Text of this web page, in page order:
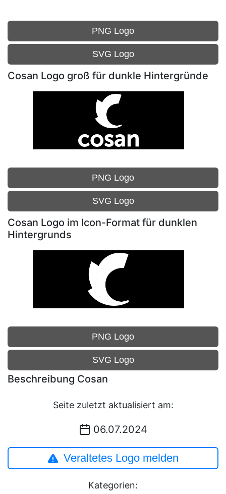
PNG Logo
SVG Logo
Cosan Logo groß für dunkle Hintergründe
PNG Logo
SVG Logo
Cosan Logo im Icon-Format für dunklen
Hintergrunds
PNG Logo
SVG Logo
Beschreibung Cosan
Seite zuletzt aktualisiert am:
06.07.2024
Veraltetes Logo melden
Kategorien: